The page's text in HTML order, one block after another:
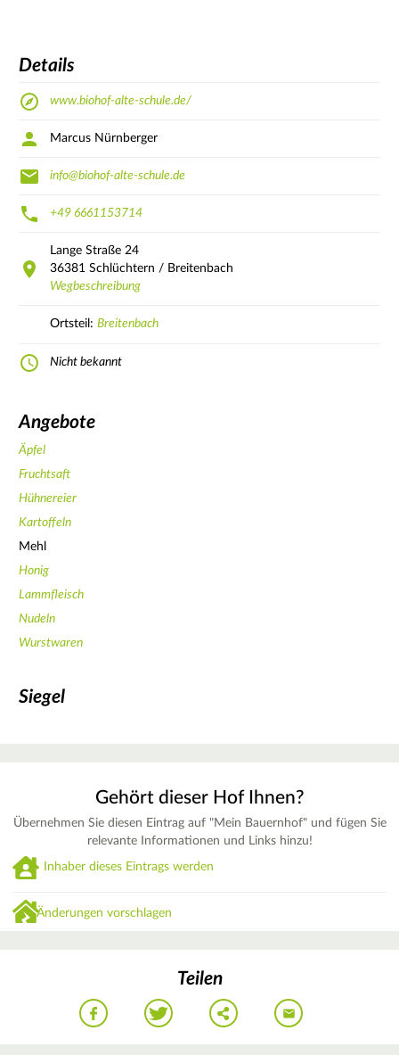
Details
www.biohof-alte-schule.de/
Marcus Nürnberger
info@biohof-alte-schule.de
+49 6661153714
Lange Straße 24
36381 Schlüchtern / Breitenbach
Wegbeschreibung
Ortsteil: Breitenbach
Nicht bekannt
Angebote
Äpfel
Fruchtsaft
Hühnereier
Kartoffeln
Mehl
Honig
Lammfleisch
Nudeln
Wurstwaren
Siegel
Gehört dieser Hof Ihnen?
Übernehmen Sie diesen Eintrag auf "Mein Bauernhof" und fügen Sie
relevante Informationen und Links hinzu!
Inhaber dieses Eintrags werden
Änderungen vorschlagen
Teilen